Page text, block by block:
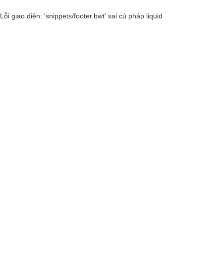
Lỗi giao diện: 'snippets/footer.bwt' sai cú pháp liquid